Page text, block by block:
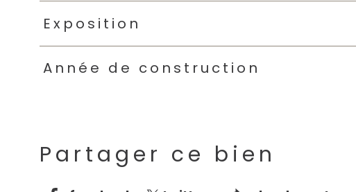
Exposition
Année de construction
Partager ce bien